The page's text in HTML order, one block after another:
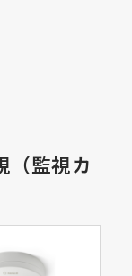
（監視カ